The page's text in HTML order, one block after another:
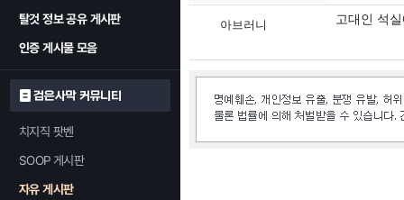
탈것 정보 공유 게시판
인증 게시물 모음
검은사막 커뮤니티
치지직 팟벤
SOOP 게시판
자유 게시판
아브러니 고대인 석